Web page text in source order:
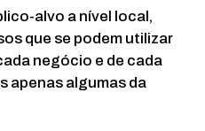
alvo a nível local,
que se podem utilizar
negócio e de cada
apenas algumas da